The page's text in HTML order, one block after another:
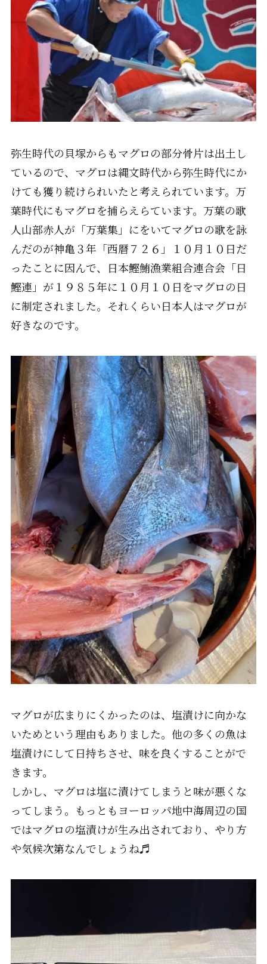
弥生時代の貝塚からもマグロの部分骨片は出土し
ているので、マグロは縄文時代から弥生時代にか
けても獲り続けられいたと考えられています。万
葉時代にもマグロを捕らえらています。万葉の歌
人山部赤人が「万葉集」にをいてマグロの歌を詠
んだのが神亀３年「西暦７２６」１０月１０日だ
ったことに因んで、日本鰹鮪漁業組合連合会「日
鰹連」が１９８５年に１０月１０日をマグロの日
に制定されました。それくらい日本人はマグロが
好きなのです。
マグロが広まりにくかったのは、塩漬けに向かな
いためという理由もありました。他の多くの魚は
塩漬けにして日持ちさせ、味を良くすることがで
きます。
しかし、マグロは塩に漬けてしまうと味が悪くな
ってしまう。もっともヨーロッパ地中海周辺の国
ではマグロの塩漬けが生み出されており、やり方
や気候次第なんでしょうね♬